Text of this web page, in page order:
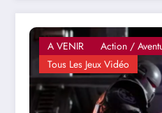
A VENIR Action /
Tous Les Jeux Vidéo